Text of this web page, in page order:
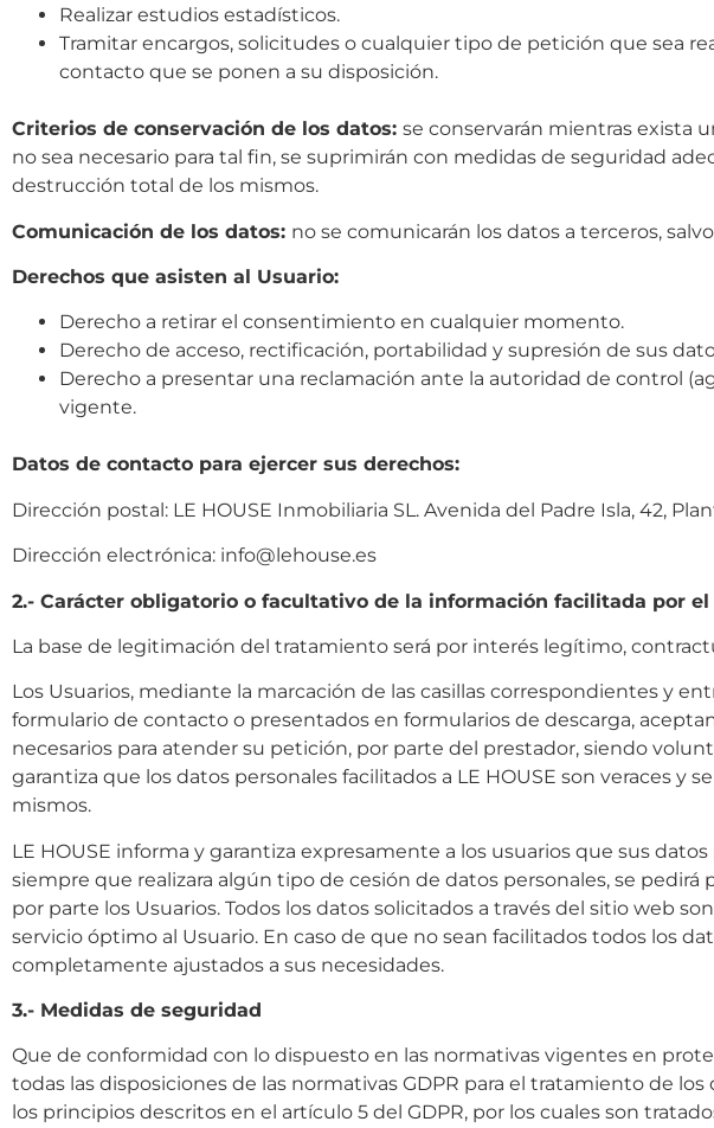
Realizar estudios estadísticos.
Tramitar encargos, solicitudes o cualquier tipo de petición que sea
contacto que se ponen a su disposición.
Criterios de conservación de los datos: se conservarán mientras exista
no sea necesario para tal fin, se suprimirán con medidas de seguridad
destrucción total de los mismos.
Comunicación de los datos: no se comunicarán los datos a terceros,
Derechos que asisten al Usuario:
Derecho a retirar el consentimiento en cualquier momento.
Derecho de acceso, rectificación, portabilidad y supresión de sus
Derecho a presentar una reclamación ante la autoridad de control
vigente.
Datos de contacto para ejercer sus derechos:
Dirección postal: LE HOUSE Inmobiliaria SL. Avenida del Padre Isla, 42,
Dirección electrónica: info@lehouse.es
2.- Carácter obligatorio o facultativo de la información facilitada por
La base de legitimación del tratamiento será por interés legítimo,
Los Usuarios, mediante la marcación de las casillas correspondientes y
formulario de contacto o presentados en formularios de descarga,
necesarios para atender su petición, por parte del prestador, siendo
garantiza que los datos personales facilitados a LE HOUSE son veraces
mismos.
LE HOUSE informa y garantiza expresamente a los usuarios que sus
siempre que realizara algún tipo de cesión de datos personales, se
por parte los Usuarios. Todos los datos solicitados a través del sitio web
servicio óptimo al Usuario. En caso de que no sean facilitados todos los
completamente ajustados a sus necesidades.
3.- Medidas de seguridad
Que de conformidad con lo dispuesto en las normativas vigentes en
todas las disposiciones de las normativas GDPR para el tratamiento de
los principios descritos en el artículo 5 del GDPR, por los cuales son